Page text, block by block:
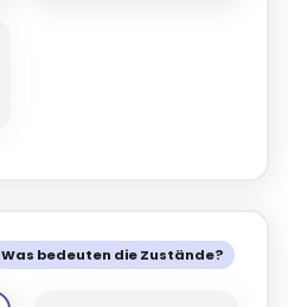
Was bedeuten die Zustände?